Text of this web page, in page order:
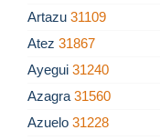
Artazu 31109
Atez 31867
Ayegui 31240
Azagra 31560
Azuelo 31228